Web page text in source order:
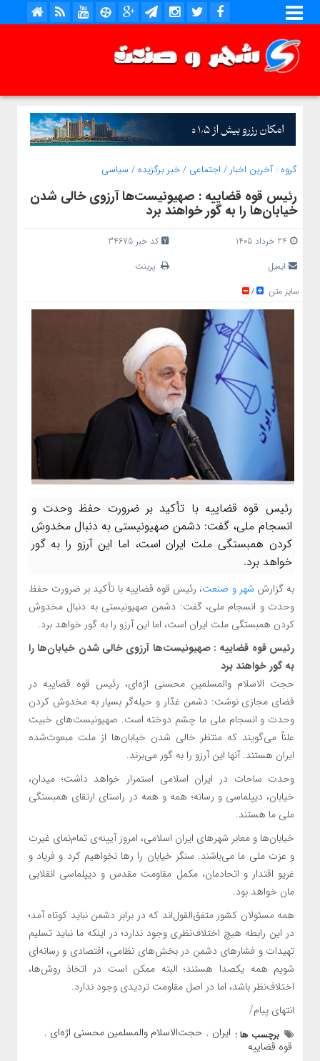
گروه :آخرین اخبار / اجتماعی /خبر برگزیده/ سیاسی
رئیس قوه قضاییه : صهیونیست‌ها آرزوی خالی شدن
خیابان‌ها را به گور خواهند برد
24 خرداد 1405
کد خبر 34675
ایمیل
پرینت
سایز متن
/
رئیس قوه قضاییه با تأکید بر ضرورت حفظ وحدت و
انسجام ملی، گفت: دشمن صهیونیستی به دنبال مخدوش
کردن همبستگی ملت ایران است، اما این آرزو را به گور
خواهد برد.
به گزارش شهر و صنعت، رئیس قوه قضاییه با تأکید بر ضرورت حفظ
وحدت و انسجام ملی، گفت: دشمن صهیونیستی به دنبال مخدوش
کردن همبستگی ملت ایران است، اما این آرزو را به گور خواهد برد.
رئیس قوه قضاییه : صهیونیست‌ها آرزوی خالی شدن خیابان‌ها را
به گور خواهند برد
حجت الاسلام والمسلمین محسنی اژه‌ای، رئیس قوه قضاییه در
فضای مجازی نوشت: دشمن غدّار و حیله‌گر بسیار به مخدوش کردن
وحدت و انسجام ملی ما چشم دوخته است. صهیونیست‌های خبیث
علناً می‌گویند که منتظر خالی شدن خیابان‌ها از ملت مبعوث‌شده
ایران هستند. آنها این آرزو را به گور می‌برند.
وحدت ساحات در ایران اسلامی استمرار خواهد داشت؛ میدان،
خیابان، دیپلماسی و رسانه؛ همه و همه در راستای ارتقای همبستگی
ملی ما هستند.
خیابان‌ها و معابر شهرهای ایران اسلامی، امروز آیینه‌ی تمام‌نمای غیرت
و عزت ملی ما می‌باشند. سنگر خیابان را رها نخواهیم کرد و فریاد و
غریو اقتدار و اتحادمان، مکمل مقاومت مقدس و دیپلماسی انقلابی
مان خواهد بود.
همه مسئولان کشور متفق‌القول‌اند که در برابر دشمن نباید کوتاه آمد؛
در این رابطه هیچ اختلاف‌نظری وجود ندارد؛ در اینکه ما نباید تسلیم
تهیدات و فشارهای دشمن در بخش‌های نظامی، اقتصادی و رسانه‌ای
شویم همه یکصدا هستند؛ البته ممکن است در اتخاذ روش‌ها،
اختلاف‌نظر باشد، اما در اصل مقاومت تردیدی وجود ندارد.
انتهای پیام/
برچسب ها : ایران , حجت‌الاسلام والمسلمین محسنی اژه‌ای ,
قوه قضاییه